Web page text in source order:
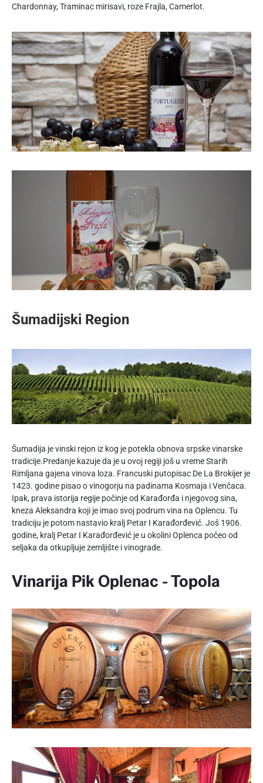
Chardonnay, Traminac mirisavi, roze Frajla, Camerlot.
Šumadijski Region
Šumadija je vinski rejon iz kog je potekla obnova srpske vinarske
tradicije.Predanje kazuje da je u ovoj regiji još u vreme Starih
Rimljana gajena vinova loza. Francuski putopisac De La Brokijer je
1423. godine pisao o vinogorju na padinama Kosmaja i Venčaca.
Ipak, prava istorija regije počinje od Karađorđa i njegovog sina,
kneza Aleksandra koji je imao svoj podrum vina na Oplencu. Tu
tradiciju je potom nastavio kralj Petar I Karađorđević. Još 1906.
godine, kralj Petar I Karađorđević je u okolini Oplenca počeo od
seljaka da otkupljuje zemljište i vinograde.
Vinarija Pik Oplenac - Topola